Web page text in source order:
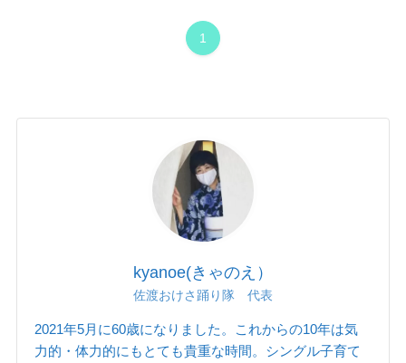
1
kyanoe(きゃのえ）
佐渡おけさ踊り隊 代表
2021年5月に60歳になりました。これからの10年は気
力的・体力的にもとても貴重な時間。シングル子育て